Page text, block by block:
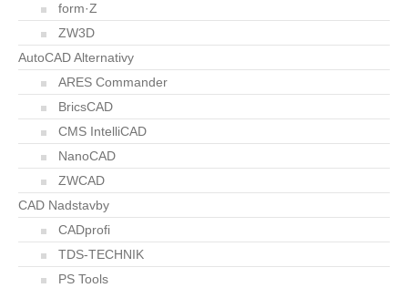
form·Z
ZW3D
AutoCAD Alternativy
ARES Commander
BricsCAD
CMS IntelliCAD
NanoCAD
ZWCAD
CAD Nadstavby
CADprofi
TDS-TECHNIK
PS Tools